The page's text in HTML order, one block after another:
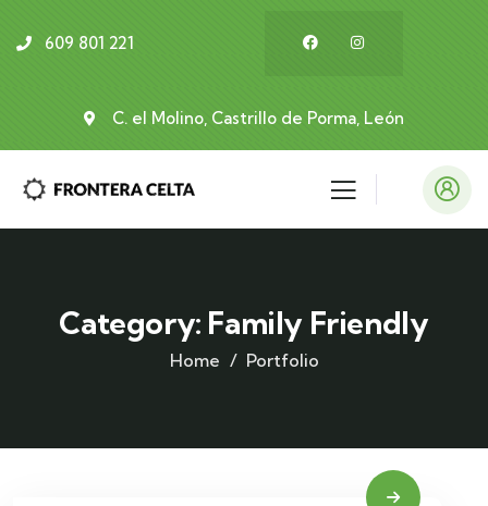
609 801 221
C. el Molino, Castrillo de Porma, León
Category: Family Friendly
Home Portfolio